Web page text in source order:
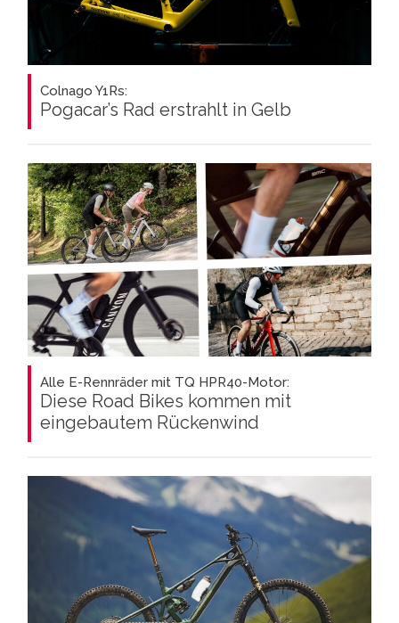
Colnago Y1Rs:
Pogacar’s Rad erstrahlt in Gelb
Alle E-Rennräder mit TQ HPR40-Motor:
Diese Road Bikes kommen mit
eingebautem Rückenwind